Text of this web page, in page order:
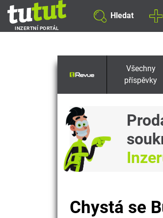
INZERTNÍ PORTÁL
Hledat
Všechny
příspěvky
Chystá se